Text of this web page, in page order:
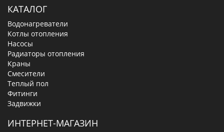
КАТАЛОГ
Водонагреватели
Котлы отопления
Насосы
Радиаторы отопления
Краны
Смесители
Теплый пол
Фитинги
Задвижки
ИНТЕРНЕТ-МАГАЗИН